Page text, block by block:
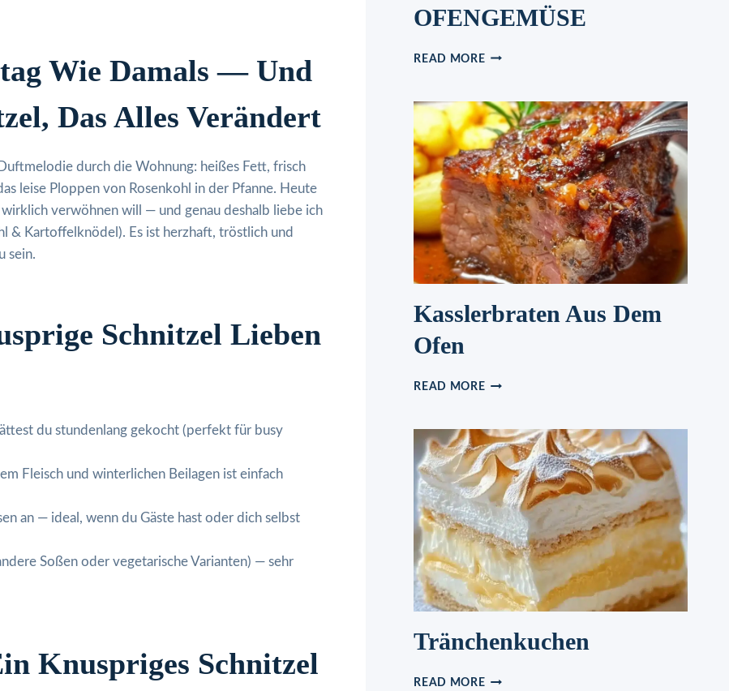
Wie Damals — Und
Das Alles Verändert
durch die Wohnung: heißes Fett, frisch
leise Ploppen von Rosenkohl in der Pfanne. Heute
verwöhnen will — und genau deshalb liebe ich
& Kartoffelknödel). Es ist herzhaft, tröstlich und
sein.
Schnitzel Lieben
du stundenlang gekocht (perfekt für busy
Fleisch und winterlichen Beilagen ist einfach
an — ideal, wenn du Gäste hast oder dich selbst
Soßen oder vegetarische Varianten) — sehr
Knuspriges Schnitzel
OFENGEMÜSE
READ MOREHÄHNCHENBRUSTFILETS
KARTOFFELN
UND
OFENGEMÜSE
Kasslerbraten Aus Dem
Ofen
READ MOREKASSLERBRATEN
OFEN
Tränchenkuchen
READ MORETRÄNCHENKUCHEN